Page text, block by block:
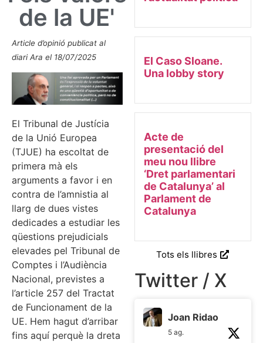
de la UE'
Article d’opinió publicat al
diari Ara el 18/07/2025
El Tribunal de Justícia
de la Unió Europea
(TJUE) ha escoltat de
primera mà els
arguments a favor i en
contra de l’amnistia al
llarg de dues vistes
dedicades a estudiar les
qüestions prejudicials
elevades pel Tribunal de
Comptes i l’Audiència
Nacional, previstes a
l’article 257 del Tractat
de Funcionament de la
UE. Hem hagut d’arribar
fins aquí perquè la dreta
El Caso Sloane.
Una lobby story
Acte de
presentació del
meu nou llibre
‘Dret parlamentari
de Catalunya’ al
Parlament de
Catalunya
Tots els llibres
Twitter / X
Joan Ridao
5 ag.